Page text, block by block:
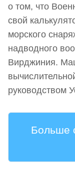
о том, что
свой
морского
надводного
Вирджиния.
руководством
Больше